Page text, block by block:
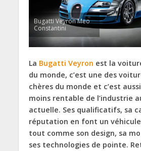
Bugatti Veyron Meo
Constantini
La Bugatti Veyron est la
du monde, c’est une des
chères du monde et c’est
moins rentable de l’industrie
actuelle. Ses qualificatifs, sa
réputation en font un véhicule
tout comme son design, sa
ses technologies de pointe.